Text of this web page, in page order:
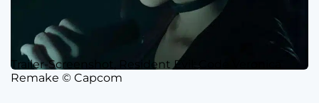
Trailer-Screenshot, Resident Evil: Code Veronica
Remake © Capcom